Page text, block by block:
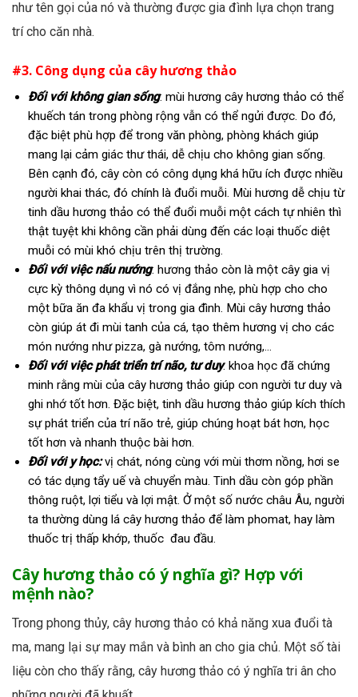
như tên gọi của nó và thường được gia đình lựa chọn trang
trí cho căn nhà.
#3. Công dụng của cây hương thảo
Đối với không gian sống: mùi hương cây hương thảo có thể
khuếch tán trong phòng rộng vẫn có thể ngửi được. Do đó,
đặc biệt phù hợp để trong văn phòng, phòng khách giúp
mang lại cảm giác thư thái, dễ chịu cho không gian sống.
Bên cạnh đó, cây còn có công dụng khá hữu ích được nhiều
người khai thác, đó chính là đuổi muỗi. Mùi hương dễ chịu từ
tinh dầu hương thảo có thể đuổi muỗi một cách tự nhiên thì
thật tuyệt khi không cần phải dùng đến các loại thuốc diệt
muỗi có mùi khó chịu trên thị trường.
Đối với việc nấu nướng: hương thảo còn là một cây gia vị
cực kỳ thông dụng vì nó có vị đắng nhẹ, phù hợp cho cho
một bữa ăn đa khẩu vị trong gia đình. Mùi cây hương thảo
còn giúp át đi mùi tanh của cá, tạo thêm hương vị cho các
món nướng như pizza, gà nướng, tôm nướng,…
Đối với việc phát triển trí não, tư duy: khoa học đã chứng
minh rằng mùi của cây hương thảo giúp con người tư duy và
ghi nhớ tốt hơn. Đặc biệt, tinh dầu hương thảo giúp kích thích
sự phát triển của trí não trẻ, giúp chúng hoạt bát hơn, học
tốt hơn và nhanh thuộc bài hơn.
Đối với y học:vị chát, nóng cùng với mùi thơm nồng, hơi se
có tác dụng tẩy uế và chuyển màu. Tinh dầu còn góp phần
thông ruột, lợi tiểu và lợi mật. Ở một số nước châu Âu, người
ta thường dùng lá cây hương thảo để làm phomat, hay làm
thuốc trị thấp khớp, thuốc đau đầu.
Cây hương thảo có ý nghĩa gì? Hợp với
mệnh nào?
Trong phong thủy, cây hương thảo có khả năng xua đuổi tà
ma, mang lại sự may mắn và bình an cho gia chủ. Một số tài
liệu còn cho thấy rằng, cây hương thảo có ý nghĩa tri ân cho